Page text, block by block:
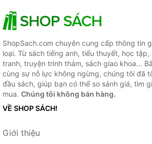
ShopSach.com chuyên cung cấp thông tin
loại. Từ sách tiếng anh, tiểu thuyết, học
tranh, truyện trinh thám, sách giao khoa...
cùng sự nỗ lực không ngừng, chúng tôi đã
đầu sách, giúp bạn có thể so sánh giá, tìm
mua. Chúng tôi không bán hàng.
VỀ SHOP SÁCH!
Giới thiệu